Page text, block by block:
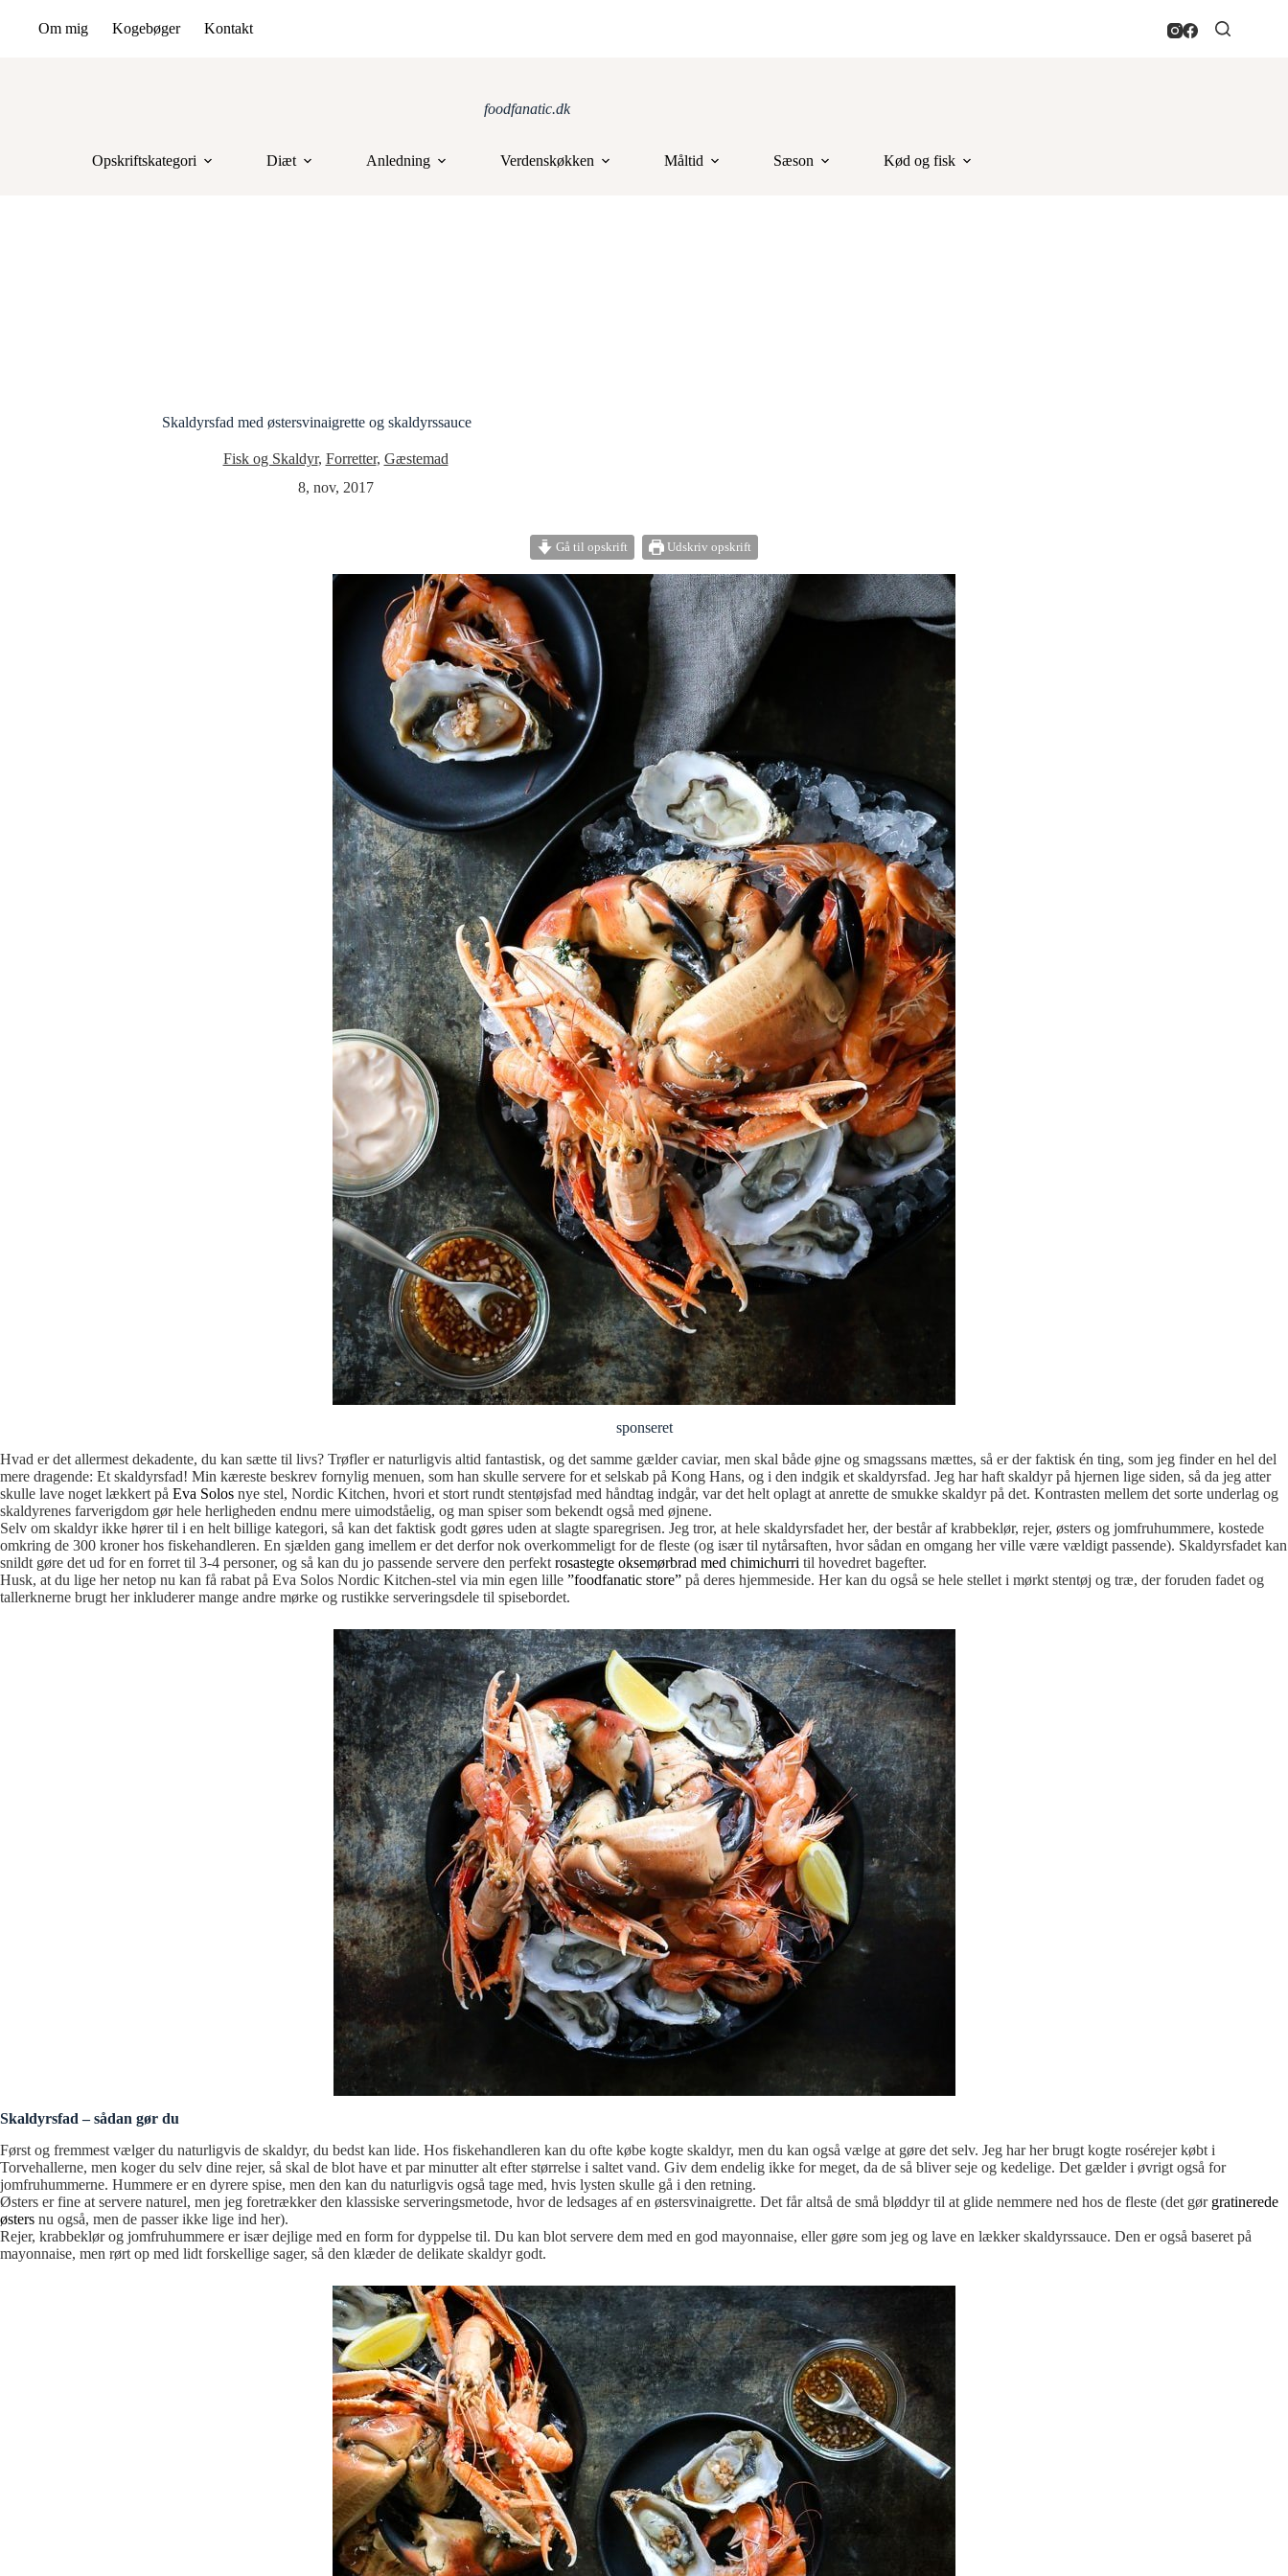
Om mig Kogebøger Kontakt
foodfanatic.dk
Opskriftskategori Diæt Anledning Verdenskøkken Måltid Sæson Kød og fisk
Skaldyrsfad med østersvinaigrette og skaldyrssauce
Fisk og Skaldyr, Forretter, Gæstemad
8, nov, 2017
Gå til opskrift Udskriv opskrift
sponseret
Hvad er det allermest dekadente, du kan sætte til livs? Trøfler er naturligvis altid fantastisk, og det samme gælder caviar, men skal både øjne og smagssans mættes, så er der faktisk én ting, som jeg finder en hel del
mere dragende: Et skaldyrsfad! Min kæreste beskrev fornylig menuen, som han skulle servere for et selskab på Kong Hans, og i den indgik et skaldyrsfad. Jeg har haft skaldyr på hjernen lige siden, så da jeg atter
skulle lave noget lækkert på Eva Solos nye stel, Nordic Kitchen, hvori et stort rundt stentøjsfad med håndtag indgår, var det helt oplagt at anrette de smukke skaldyr på det. Kontrasten mellem det sorte underlag og
skaldyrenes farverigdom gør hele herligheden endnu mere uimodståelig, og man spiser som bekendt også med øjnene.
Selv om skaldyr ikke hører til i en helt billige kategori, så kan det faktisk godt gøres uden at slagte sparegrisen. Jeg tror, at hele skaldyrsfadet her, der består af krabbeklør, rejer, østers og jomfruhummere, kostede
omkring de 300 kroner hos fiskehandleren. En sjælden gang imellem er det derfor nok overkommeligt for de fleste (og især til nytårsaften, hvor sådan en omgang her ville være vældigt passende). Skaldyrsfadet kan
snildt gøre det ud for en forret til 3-4 personer, og så kan du jo passende servere den perfekt rosastegte oksemørbrad med chimichurri til hovedret bagefter.
Husk, at du lige her netop nu kan få rabat på Eva Solos Nordic Kitchen-stel via min egen lille ”foodfanatic store” på deres hjemmeside. Her kan du også se hele stellet i mørkt stentøj og træ, der foruden fadet og
tallerknerne brugt her inkluderer mange andre mørke og rustikke serveringsdele til spisebordet.
Skaldyrsfad – sådan gør du
Først og fremmest vælger du naturligvis de skaldyr, du bedst kan lide. Hos fiskehandleren kan du ofte købe kogte skaldyr, men du kan også vælge at gøre det selv. Jeg har her brugt kogte rosérejer købt i
Torvehallerne, men koger du selv dine rejer, så skal de blot have et par minutter alt efter størrelse i saltet vand. Giv dem endelig ikke for meget, da de så bliver seje og kedelige. Det gælder i øvrigt også for
jomfruhummerne. Hummere er en dyrere spise, men den kan du naturligvis også tage med, hvis lysten skulle gå i den retning.
Østers er fine at servere naturel, men jeg foretrækker den klassiske serveringsmetode, hvor de ledsages af en østersvinaigrette. Det får altså de små bløddyr til at glide nemmere ned hos de fleste (det gør gratinerede
østers nu også, men de passer ikke lige ind her).
Rejer, krabbeklør og jomfruhummere er især dejlige med en form for dyppelse til. Du kan blot servere dem med en god mayonnaise, eller gøre som jeg og lave en lækker skaldyrssauce. Den er også baseret på
mayonnaise, men rørt op med lidt forskellige sager, så den klæder de delikate skaldyr godt.